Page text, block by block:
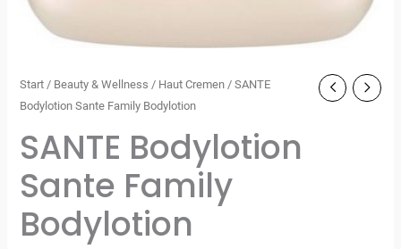
Start / Beauty & Wellness / Haut Cremen / SANTE
Bodylotion Sante Family Bodylotion
SANTE Bodylotion
Sante Family
Bodylotion